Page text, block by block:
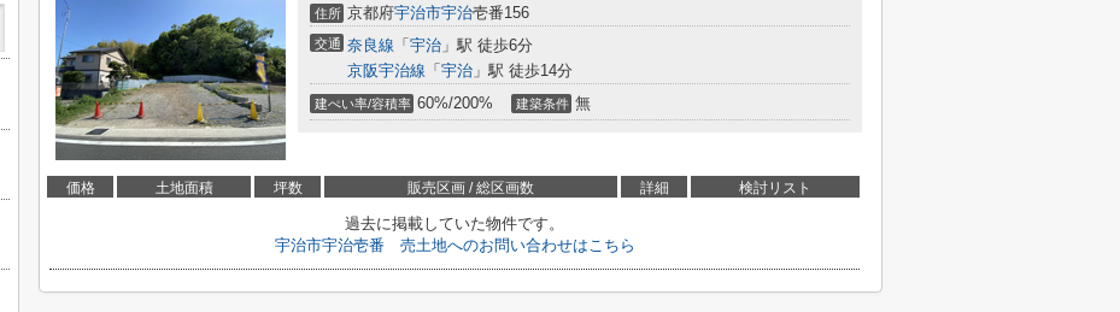
住所 京都府宇治市宇治壱番156
交通 奈良線 「 宇治 」駅 徒歩6分
京阪宇治線 「 宇治 」駅 徒歩14分
建ぺい率/容積率 60%/200% 建築条件 無
価格 土地面積 坪数 販売区画 / 総区画数 詳細 検討リスト
過去に掲載していた物件です。
宇治市宇治壱番 売土地へのお問い合わせはこちら